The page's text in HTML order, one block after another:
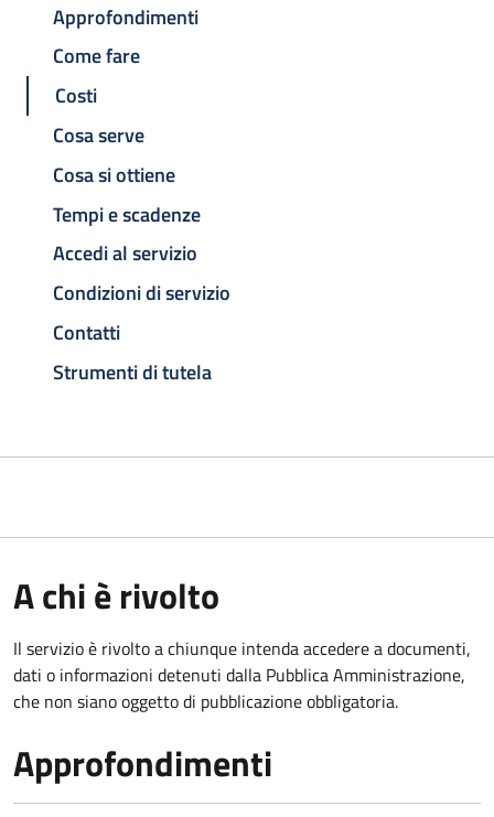
Approfondimenti
Come fare
Costi
Cosa serve
Cosa si ottiene
Tempi e scadenze
Accedi al servizio
Condizioni di servizio
Contatti
Strumenti di tutela
A chi è rivolto
Il servizio è rivolto a chiunque intenda accedere a documenti,
dati o informazioni detenuti dalla Pubblica Amministrazione,
che non siano oggetto di pubblicazione obbligatoria.
Approfondimenti